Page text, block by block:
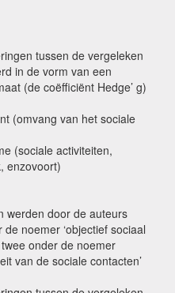
tussen de vergeleken
in de vorm van een
(de coëfficiënt Hedge’ g)
(omvang van het sociale
(sociale activiteiten,
enzovoort)
werden door de auteurs
noemer ‘objectief sociaal
onder de noemer
van de sociale contacten’